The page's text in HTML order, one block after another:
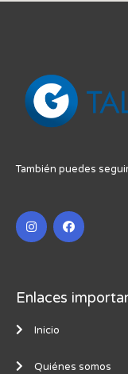
También puedes
Enlaces
Inicio
Quiénes somos